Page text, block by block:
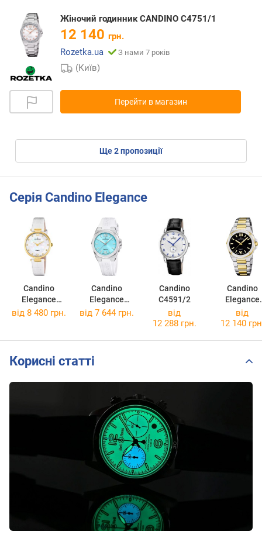
Жіночий годинник CANDINO C4751/1
12 140 грн.
Rozetka.ua
З нами 7 років
(Київ)
Перейти в магазин
ще2пропозиції
Серія Candino Elegance
Candino
Elegance
C4670/3
Candino
Elegance
C4777/2
Candino
C4591/2
Candino
Elegance
C4776/6
від 8 480 грн. від 7 644 грн.
від
12 288 грн.
від
12 140
Корисні статті